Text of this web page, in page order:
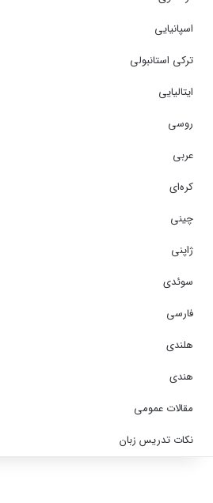
اسپانیایی
ترکی استانبولی
ایتالیایی
روسی
عربی
کره‌ای
چینی
ژاپنی
سوئدی
فارسی
هلندی
هندی
مقالات عمومی
نکات تدریس زبان